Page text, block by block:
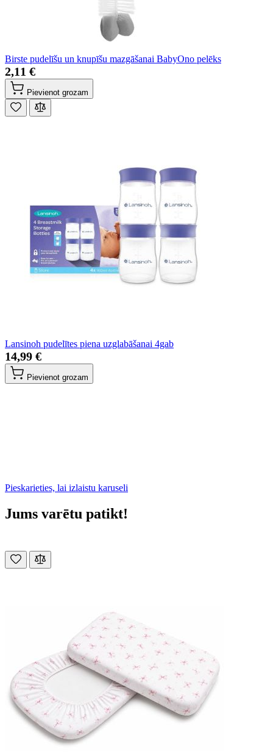
Birste pudelīšu un knupīšu mazgāšanai BabyOno pelēks
2,11 €
Pievienot grozam
Lansinoh pudelītes piena uzglabāšanai 4gab
14,99 €
Pievienot grozam
Pieskarieties, lai izlaistu karuseli
Jums varētu patikt!